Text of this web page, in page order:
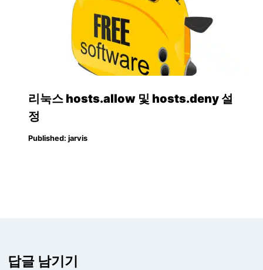
리눅스 hosts.allow 및 hosts.deny 설
정
Published: jarvis
답글 남기기